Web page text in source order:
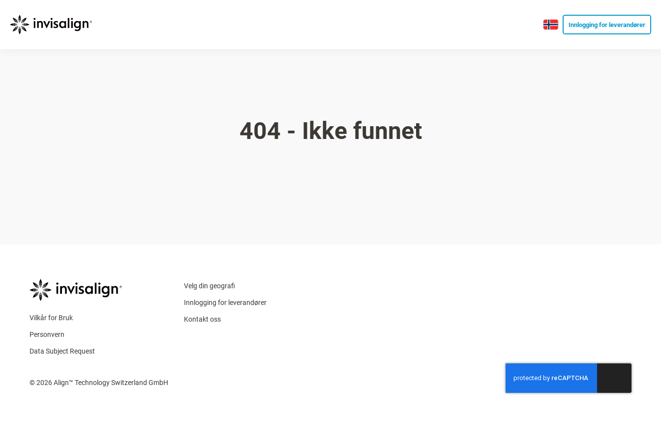
Innlogging for leverandører
404 - Ikke funnet
Vilkår for Bruk
Personvern
Data Subject Request
Velg din geografi
Innlogging for leverandører
Kontakt oss
© 2026 Align™ Technology Switzerland GmbH